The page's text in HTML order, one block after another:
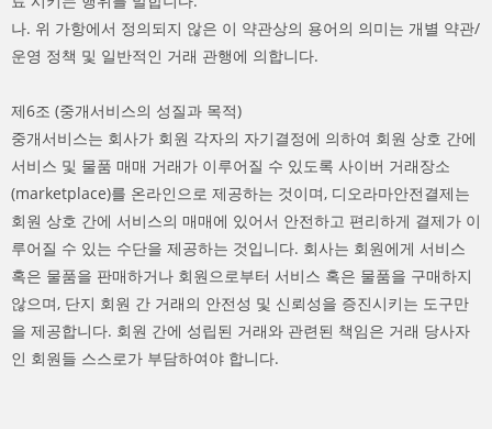
나. 위 가항에서 정의되지 않은 이 약관상의 용어의 의미는 개별 약관/
운영 정책 및 일반적인 거래 관행에 의합니다.
제6조 (중개서비스의 성질과 목적)
중개서비스는 회사가 회원 각자의 자기결정에 의하여 회원 상호 간에
서비스 및 물품 매매 거래가 이루어질 수 있도록 사이버 거래장소
(marketplace)를 온라인으로 제공하는 것이며, 디오라마안전결제는
회원 상호 간에 서비스의 매매에 있어서 안전하고 편리하게 결제가 이
루어질 수 있는 수단을 제공하는 것입니다. 회사는 회원에게 서비스
혹은 물품을 판매하거나 회원으로부터 서비스 혹은 물품을 구매하지
않으며, 단지 회원 간 거래의 안전성 및 신뢰성을 증진시키는 도구만
을 제공합니다. 회원 간에 성립된 거래와 관련된 책임은 거래 당사자
인 회원들 스스로가 부담하여야 합니다.